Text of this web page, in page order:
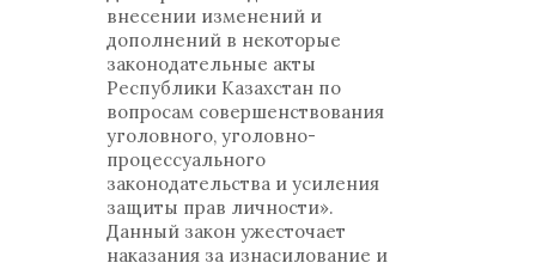
внесении изменений и
дополнений в некоторые
законодательные акты
Республики Казахстан по
вопросам совершенствования
уголовного, уголовно-
процессуального
законодательства и усиления
защиты прав личности».
Данный закон ужесточает
наказания за изнасилование и